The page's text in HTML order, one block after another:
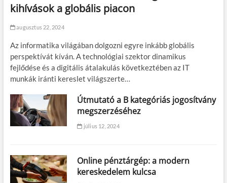
kihívások a globális piacon
augusztus 22, 2024
Az informatika világában dolgozni egyre inkább globális
perspektívát kíván. A technológiai szektor dinamikus
fejlődése és a digitális átalakulás következtében az IT
munkák iránti kereslet világszerte…
Útmutató a B kategóriás jogosítvány
megszerzéséhez
július 12, 2024
Online pénztárgép: a modern
kereskedelem kulcsa